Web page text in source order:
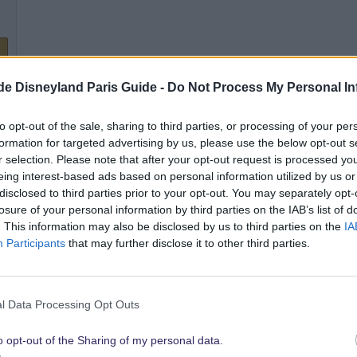
Disneyland Paris Guide - Do Not Process My Personal
opt-out of the sale, sharing to third parties, or processing of your
for targeted advertising by us, please use the below opt-out
selection. Please note that after your opt-out request is processed
interest-based ads based on personal information utilized by us
to third parties prior to your opt-out. You may separately
of your personal information by third parties on the IAB’s list of
This information may also be disclosed by us to third parties on the
Participants that may further disclose it to other third parties.
Data Processing Opt Outs
opt-out of the Sharing of my personal data.
Madame Mim...
Das beruhigt schon Mal.
Vielleicht ist es als Ausgleich dann nicht ganz so voll.
Aktuell sieht es für Montag und Dienstag ganz gut aus.
4 Mai 2019
Wir hatten leider das letzte Jahr meist Pech mit dem Wetter....
Mindestestens 2-3 Tage immer Dauerregen.....